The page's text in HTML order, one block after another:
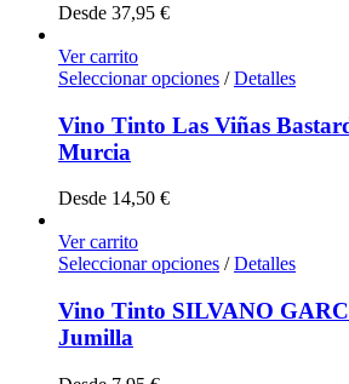
Desde 37,95 €
Ver carrito
Seleccionar opciones / Detalles
Vino Tinto Las Viñas
Murcia
Desde 14,50 €
Ver carrito
Seleccionar opciones / Detalles
Vino Tinto SILVANO
Jumilla